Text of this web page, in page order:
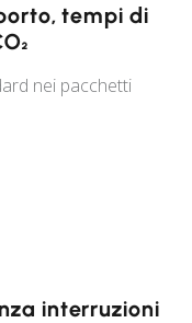
tempi di
nei pacchetti
interruzioni